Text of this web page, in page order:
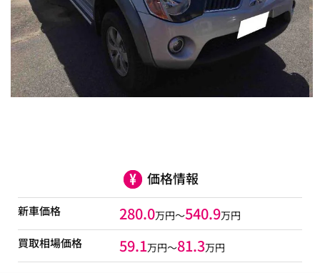
価格情報
新車価格 280.0万円～540.9万円
買取相場価格 59.1万円〜81.3万円